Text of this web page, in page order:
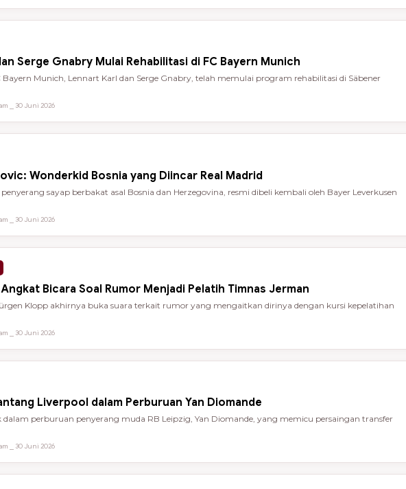
Serge Gnabry Mulai Rehabilitasi di FC Bayern Munich
Munich, Lennart Karl dan Serge Gnabry, telah memulai program rehabilitasi di Säbener
⎯ 30 Juni 2026
Wonderkid Bosnia yang Diincar Real Madrid
sayap berbakat asal Bosnia dan Herzegovina, resmi dibeli kembali oleh Bayer Leverkusen
⎯ 30 Juni 2026
Bicara Soal Rumor Menjadi Pelatih Timnas Jerman
Klopp akhirnya buka suara terkait rumor yang mengaitkan dirinya dengan kursi kepelatihan
⎯ 30 Juni 2026
Liverpool dalam Perburuan Yan Diomande
dalam perburuan penyerang muda RB Leipzig, Yan Diomande, yang memicu persaingan transfer
⎯ 30 Juni 2026